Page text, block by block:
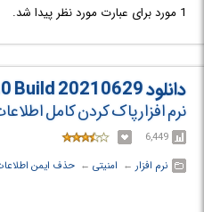
1 مورد برای عبارت مورد نظر پیدا شد.
دانلود PhoneClean Pro v5.6.0 Build 20210629
نرم افزار پاک کردن کامل
6,449
نرم افزار ← ‏ امنیتی ← ‏ حذف ایمن